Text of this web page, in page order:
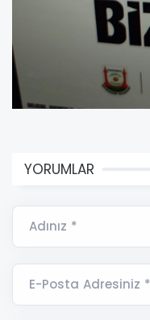
YORUMLAR
Adınız *
E-Posta Adresiniz *